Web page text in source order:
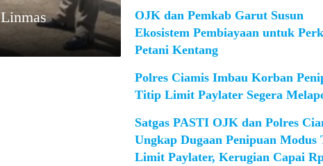
OJK dan Pemkab Garut Susun
Ekosistem Pembiayaan untuk
Petani Kentang
Polres Ciamis Imbau Korban
Titip Limit Paylater Segera
Satgas PASTI OJK dan Polres
Ungkap Dugaan Penipuan Modus
Limit Paylater, Kerugian Capai